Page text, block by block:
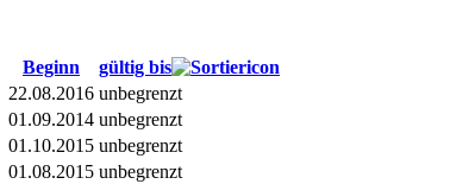
Beginn
gültig bis
22.08.2016 unbegrenzt
01.09.2014 unbegrenzt
01.10.2015 unbegrenzt
01.08.2015 unbegrenzt